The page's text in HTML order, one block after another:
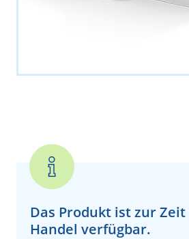
Das Produkt ist zur Zeit
Handel verfügbar.